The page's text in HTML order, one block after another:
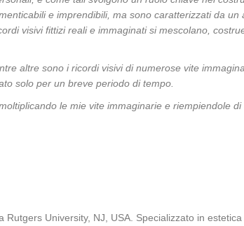
e imprendibili, ma sono caratterizzati da
visivi fittizi reali e immaginati si mescolano,
altre sono i ricordi visivi di numerose vite
solo per un breve periodo di tempo.
le mie vite immaginarie e riempiendole di
University, NJ, USA. Specializzato in